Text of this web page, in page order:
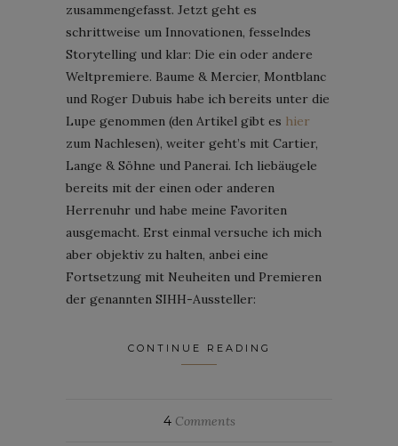
zusammengefasst. Jetzt geht es
schrittweise um Innovationen, fesselndes
Storytelling und klar: Die ein oder andere
Weltpremiere. Baume & Mercier, Montblanc
und Roger Dubuis habe ich bereits unter die
Lupe genommen (den Artikel gibt es hier
zum Nachlesen), weiter geht’s mit Cartier,
Lange & Söhne und Panerai. Ich liebäugele
bereits mit der einen oder anderen
Herrenuhr und habe meine Favoriten
ausgemacht. Erst einmal versuche ich mich
aber objektiv zu halten, anbei eine
Fortsetzung mit Neuheiten und Premieren
der genannten SIHH-Aussteller:
CONTINUE READING
4Comments